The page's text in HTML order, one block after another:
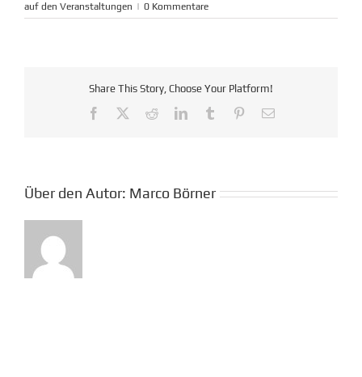
auf den Veranstaltungen | 0 Kommentare
Share This Story, Choose Your Platform!
Facebook RedditLinkedInTumblr Pinterest
E-
Über den Autor: Marco Börner